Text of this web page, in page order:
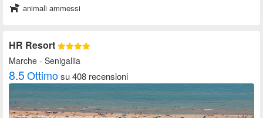
animali ammessi
HR Resort
Marche - Senigallia
8.5Ottimosu 408 recensioni